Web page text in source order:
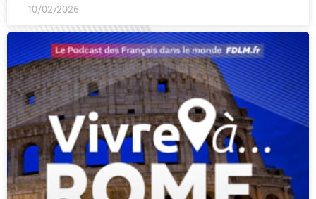
10/02/2026